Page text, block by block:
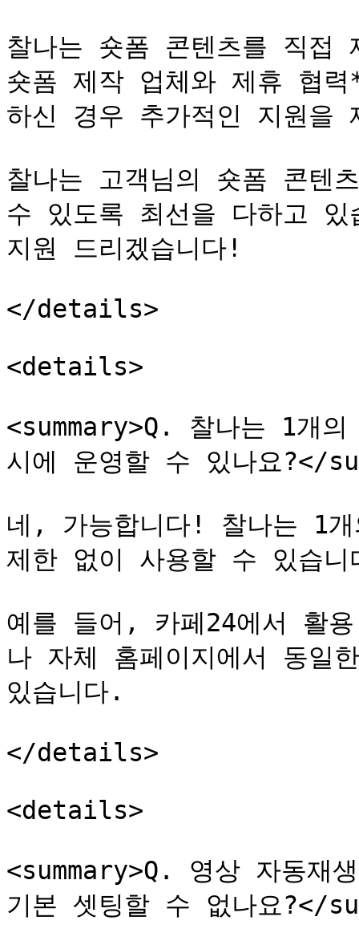
찰나는 숏폼 콘텐츠를 직접
숏폼 제작 업체와 제휴 협
하신 경우 추가적인 지원을
찰나는 고객님의 숏폼 콘텐
수 있도록 최선을 다하고
지원 드리겠습니다!
</details>
<details>
<summary>Q. 찰나는 1개
시에 운영할 수 있나요?</
네, 가능합니다! 찰나는 1
제한 없이 사용할 수 있습
예를 들어, 카페24에서 활
나 자체 홈페이지에서 동일
있습니다.
</details>
<details>
<summary>Q. 영상 자동재
기본 셋팅할 수 없나요?</